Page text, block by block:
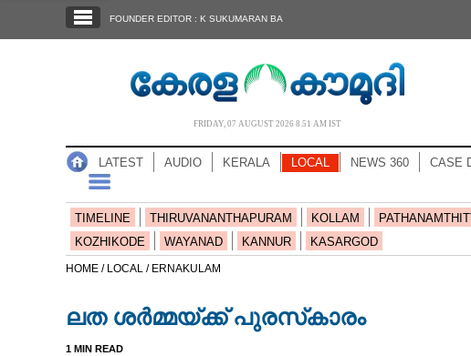
NOTIFIED NEWS
NEWS 360
FOUNDER EDITOR : K SUKUMARAN BA
FRIDAY, 07 AUGUST 2026 8.51 AM IST
LATEST AUDIO KERALA LOCAL NEWS 360 CASE
TIMELINE THIRUVANANTHAPURAM KOLLAM
KOZHIKODE
WAYANAD KANNUR KASARGOD
HOME / LOCAL / ERNAKULAM
ല​ത​ ​ശ​ർ​മ്മ​യ്ക്ക് പു​ര​സ്‌​കാ​രം
1 MIN READ